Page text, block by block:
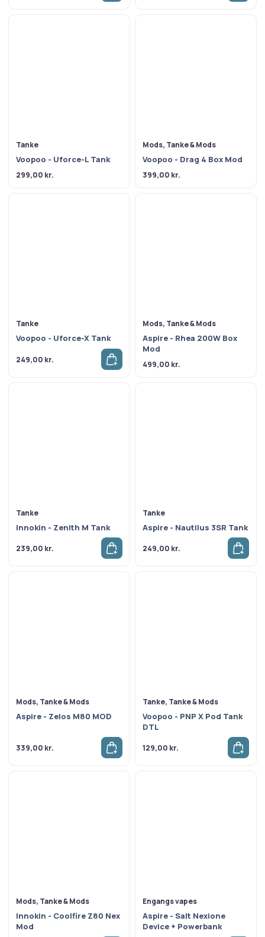
Tanke
Voopoo - Uforce-L Tank
299,00 kr.
Mods, Tanke & Mods
Voopoo - Drag 4 Box Mod
399,00 kr.
Tanke
Voopoo - Uforce-X Tank
249,00 kr.
Mods, Tanke & Mods
Aspire - Rhea 200W Box
Mod
499,00 kr.
Tanke
Innokin - Zenith M Tank
239,00 kr.
Tanke
Aspire - Nautilus 3SR Tank
249,00 kr.
Mods, Tanke & Mods
Aspire - Zelos M80 MOD
339,00 kr.
Tanke, Tanke & Mods
Voopoo - PNP X Pod Tank
DTL
129,00 kr.
Mods, Tanke & Mods
Innokin - Coolfire Z80 Nex
Mod
Engangs vapes
Aspire - Salt Nexione
Device + Powerbank